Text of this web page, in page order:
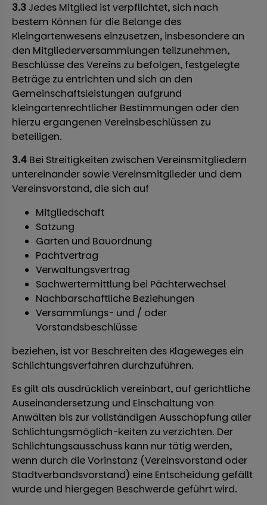
3.3 Jedes Mitglied ist verpflichtet, sich nach
bestem Können für die Belange des
Kleingartenwesens einzusetzen, insbesondere an
den Mitgliederversammlungen teilzunehmen,
Beschlüsse des Vereins zu befolgen, festgelegte
Beträge zu entrichten und sich an den
Gemeinschaftsleistungen aufgrund
kleingartenrechtlicher Bestimmungen oder den
hierzu ergangenen Vereinsbeschlüssen zu
beteiligen.
3.4 Bei Streitigkeiten zwischen Vereinsmitgliedern
untereinander sowie Vereinsmitglieder und dem
Vereinsvorstand, die sich auf
Mitgliedschaft
Satzung
Garten und Bauordnung
Pachtvertrag
Verwaltungsvertrag
Sachwertermittlung bei Pächterwechsel
Nachbarschaftliche Beziehungen
Versammlungs- und / oder
Vorstandsbeschlüsse
beziehen, ist vor Beschreiten des Klageweges ein
Schlichtungsverfahren durchzuführen.
Es gilt als ausdrücklich vereinbart, auf gerichtliche
Auseinandersetzung und Einschaltung von
Anwälten bis zur vollständigen Ausschöpfung aller
Schlichtungsmöglich-keiten zu verzichten. Der
Schlichtungsausschuss kann nur tätig werden,
wenn durch die Vorinstanz (Vereinsvorstand oder
Stadtverbandsvorstand) eine Entscheidung gefällt
wurde und hiergegen Beschwerde geführt wird.